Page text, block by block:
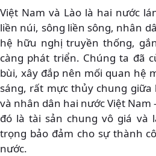
Việt Nam và Lào là hai nước
liền núi, sông liền sông, nhân
hệ hữu nghị truyền thống,
càng phát triển. Chúng ta đã
bùi, xây đắp nên mối quan hệ
sáng, rất mực thủy chung
và nhân dân hai nước Việt Nam
đó là tài sản chung vô giá và
trọng bảo đảm cho sự thành
nước.